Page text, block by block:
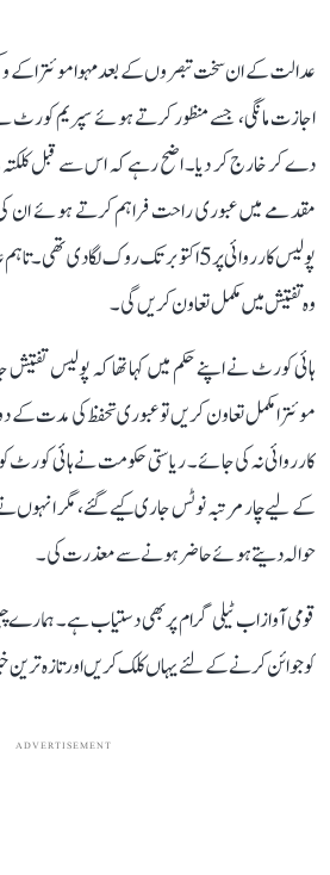
عدالت کے ان سخت تبصروں کے بعد مہوا موئترا کے
اجازت مانگی، جسے منظور کرتے ہوئے سپریم کورٹ
دے کر خارج کر دیا۔ اضح رہے کہ اس سے قبل کلکتہ
مقدمے میں عبوری راحت فراہم کرتے ہوئے ان
پولیس کارروائی پر 5 اکتوبر تک روک لگا
وہ تفتیش میں مکمل تعاون کریں گی۔
ہائی کورٹ نے اپنے حکم میں کہا تھا کہ پولیس تفتیش
موئترا مکمل تعاون کریں تو عبوری تحفظ کی مدت
کارروائی نہ کی جائے۔ ریاستی حکومت نے ہائی کورٹ کو
کے لیے چار مرتبہ نوٹس جاری کیے گئے، مگر انہوں نے
حوالہ دیتے ہوئے حاضر ہونے سے معذرت کی۔
قومی آواز اب ٹیلی گرام پر بھی دستیاب ہے۔
کو جوائن کرنے کے لئے یہاں کلک کریں اور تازہ
ADVERTISEMENT